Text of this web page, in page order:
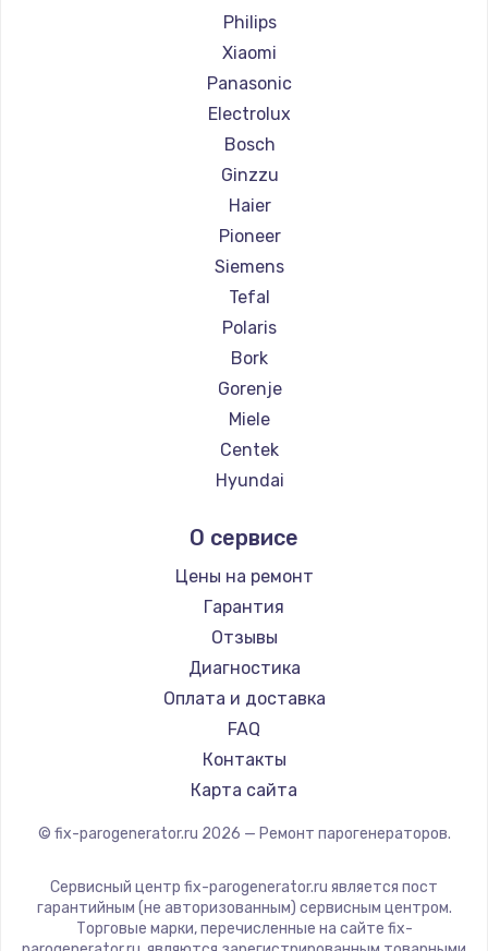
Ремонт парогенераторов Silter
Ремонт парогенераторов Chayka
Ремонт парогенераторов Beko
Ремонт парогенераторов Vivitek
Ремонт парогенераторов RED solution
Philips
Xiaomi
Panasonic
Electrolux
Bosch
Ginzzu
Haier
Pioneer
Siemens
Tefal
Polaris
Bork
Gorenje
Miele
Centek
Hyundai
DELTA
Silter
Chayka
Beko
Vivitek
RED solution
О сервисе
Цены на ремонт
Гарантия
Отзывы
Диагностика
Оплата и доставка
FAQ
Контакты
Карта сайта
© fix-parogenerator.ru 2026 — Ремонт парогенераторов.
Сервисный центр fix-parogenerator.ru является пост
гарантийным (не авторизованным) сервисным центром.
Торговые марки, перечисленные на сайте fix-